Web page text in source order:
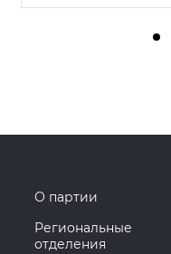
О партии
Региональные
отделения